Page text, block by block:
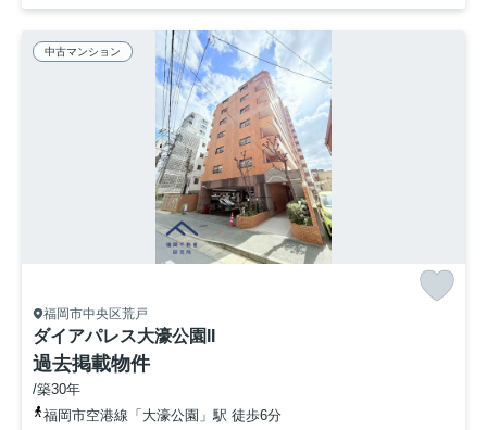
中古マンション
福岡市中央区荒戸
ダイアパレス大濠公園II
過去掲載物件
/築30年
福岡市空港線「大濠公園」駅 徒歩6分